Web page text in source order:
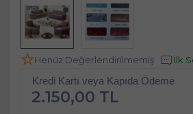
Henüz Değerlendirilmemiş İlk
Kredi Kartı veya Kapıda Ödeme
2.150,00 TL